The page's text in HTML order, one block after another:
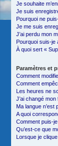
Je souhaite
Je suis
Pourquoi ne
Je me suis
J’ai perdu mon
Pourquoi suis-je
À quoi sert «
Paramètres et
Comment
Comment
Les heures ne
J’ai changé
Ma langue n’est
A quoi
Comment puis-
Qu’est-ce que
Lorsque je